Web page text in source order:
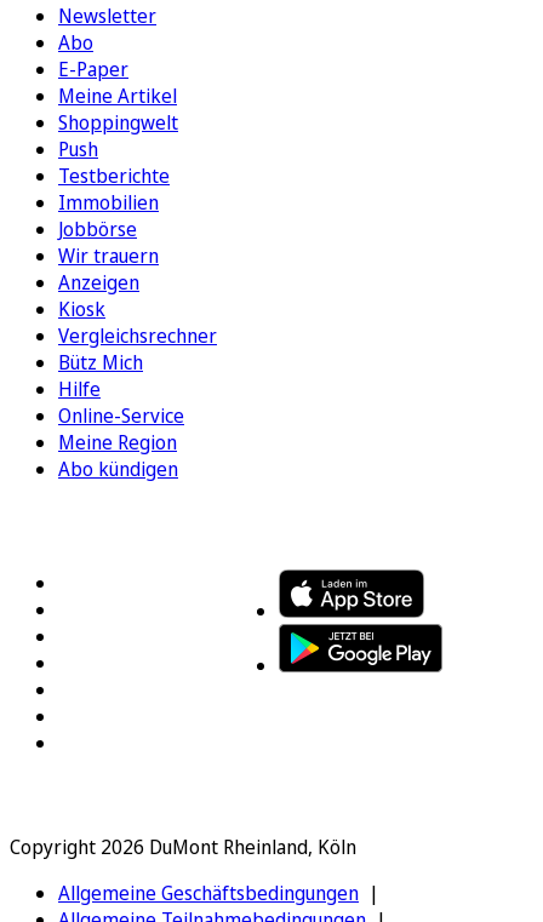
Newsletter
Abo
E-Paper
Meine Artikel
Shoppingwelt
Push
Testberichte
Immobilien
Jobbörse
Wir trauern
Anzeigen
Kiosk
Vergleichsrechner
Bütz Mich
Hilfe
Online-Service
Meine Region
Abo kündigen
Copyright 2026 DuMont Rheinland, Köln
Allgemeine Geschäftsbedingungen